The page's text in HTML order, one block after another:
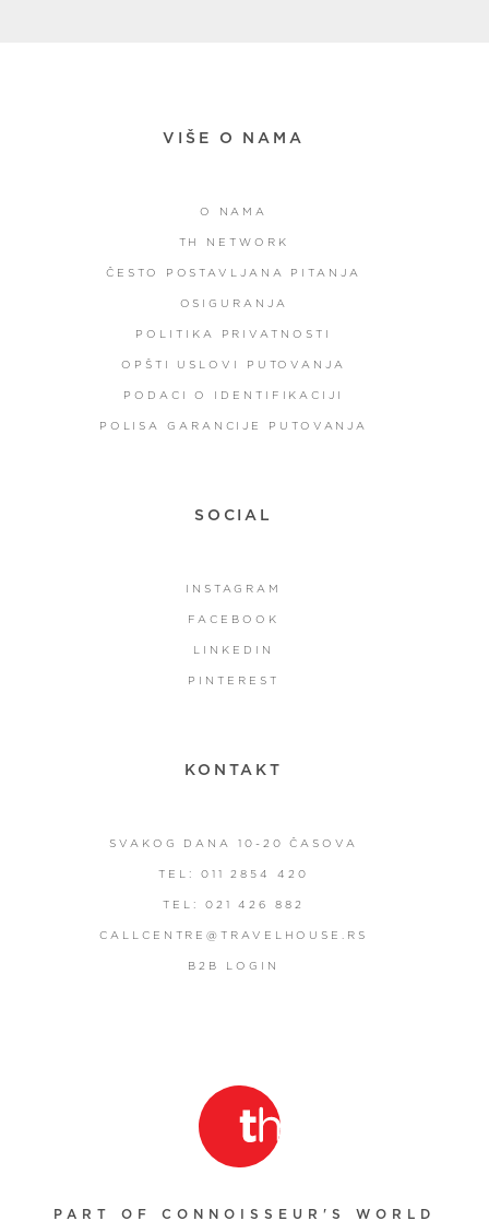
VIŠE O NAMA
O NAMA
TH NETWORK
ČESTO POSTAVLJANA PITANJA
OSIGURANJA
POLITIKA PRIVATNOSTI
OPŠTI USLOVI PUTOVANJA
PODACI O IDENTIFIKACIJI
POLISA GARANCIJE PUTOVANJA
SOCIAL
INSTAGRAM
FACEBOOK
LINKEDIN
PINTEREST
KONTAKT
SVAKOG DANA 10-20 ČASOVA
TEL: 011 2854 420
TEL: 021 426 882
CALLCENTRE@TRAVELHOUSE.RS
B2B LOGIN
PART OF CONNOISSEUR'S WORLD